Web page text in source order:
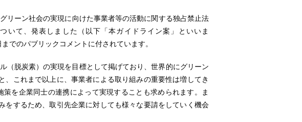
リーン社会の実現に向けた事業者等の活動に関する独占禁止法
いて、発表しました（以下「本ガイドライン案」といいま
でのパブリックコメントに付されています。
（脱炭素）の実現を目標として掲げており、世界的にグリーン
、これまで以上に、事業者による取り組みの重要性は増してき
を企業同士の連携によって実現することも求められます。ま
をするため、取引先企業に対しても様々な要請をしていく機会